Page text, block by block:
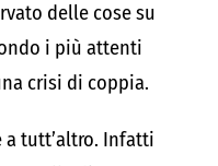
delle cose su
i più attenti
crisi di coppia.
a tutt’altro. Infatti